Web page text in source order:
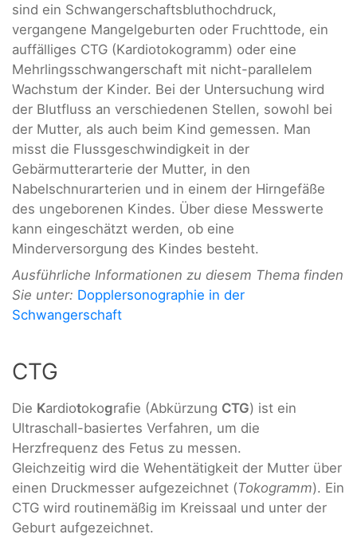
sind ein Schwangerschaftsbluthochdruck,
vergangene Mangelgeburten oder Fruchttode, ein
auffälliges CTG (Kardiotokogramm) oder eine
Mehrlingsschwangerschaft mit nicht-parallelem
Wachstum der Kinder. Bei der Untersuchung wird
der Blutfluss an verschiedenen Stellen, sowohl bei
der Mutter, als auch beim Kind gemessen. Man
misst die Flussgeschwindigkeit in der
Gebärmutterarterie der Mutter, in den
Nabelschnurarterien und in einem der Hirngefäße
des ungeborenen Kindes. Über diese Messwerte
kann eingeschätzt werden, ob eine
Minderversorgung des Kindes besteht.
Ausführliche Informationen zu diesem Thema finden
Sie unter: Dopplersonographie in der
Schwangerschaft
CTG
Die Kardiotokografie (Abkürzung CTG) ist ein
Ultraschall-basiertes Verfahren, um die
Herzfrequenz des Fetus zu messen.
Gleichzeitig wird die Wehentätigkeit der Mutter über
einen Druckmesser aufgezeichnet (Tokogramm). Ein
CTG wird routinemäßig im Kreissaal und unter der
Geburt aufgezeichnet.